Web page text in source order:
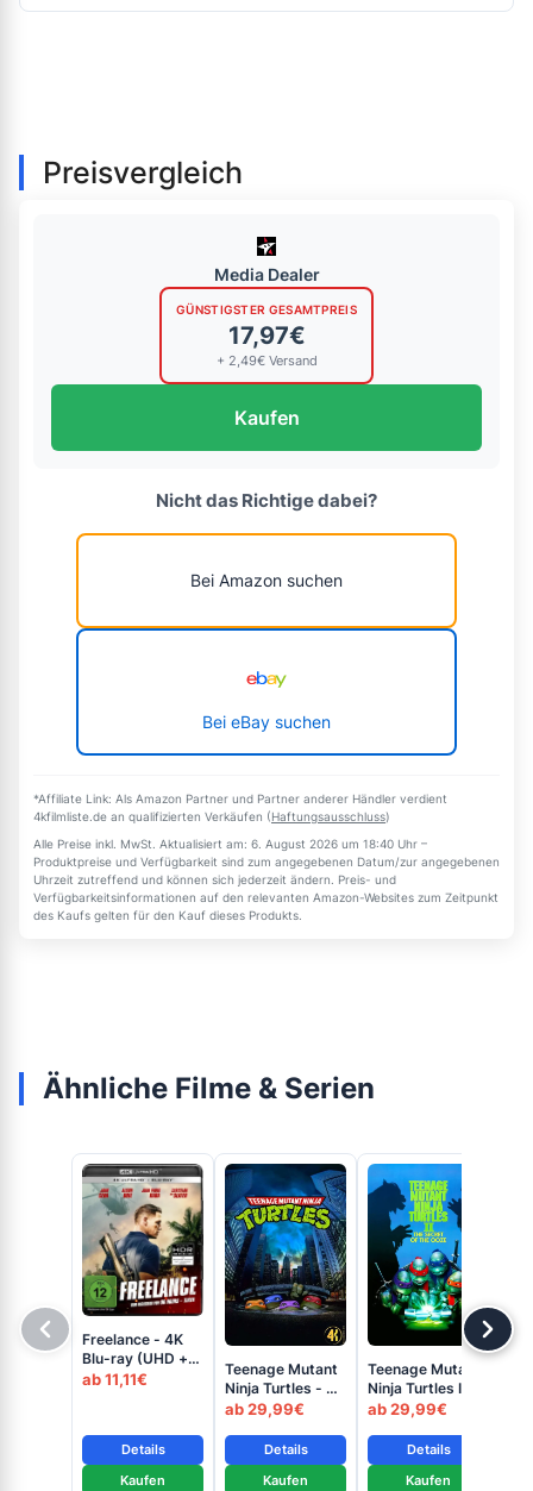
Preisvergleich
Media Dealer
GÜNSTIGSTER GESAMTPREIS
17,97€
+ 2,49€ Versand
Kaufen
Nicht das Richtige dabei?
Bei Amazon suchen
Bei eBay suchen
*Affiliate Link: Als Amazon Partner und Partner anderer Händler verdient
4kfilmliste.de an qualifizierten Verkäufen (Haftungsausschluss)
Alle Preise inkl. MwSt. Aktualisiert am: 6. August 2026 um 18:40 Uhr –
Produktpreise und Verfügbarkeit sind zum angegebenen Datum/zur angegebenen
Uhrzeit zutreffend und können sich jederzeit ändern. Preis- und
Verfügbarkeitsinformationen auf den relevanten Amazon-Websites zum Zeitpunkt
des Kaufs gelten für den Kauf dieses Produkts.
Ähnliche Filme & Serien
Freelance - 4K
Blu-ray (UHD +
Blu-ray Disc)
ab 11,11€
Details
Kaufen
Teenage Mutant
Ninja Turtles - 4K
Blu-ray (UHD +
ab 29,99€
Details
Kaufen
Teenage Mutant
Ninja Turtles II:
The Secret of
Blu-ray (UHD +
Blu-ray Disc)
ab 29,99€
Details
Kaufen